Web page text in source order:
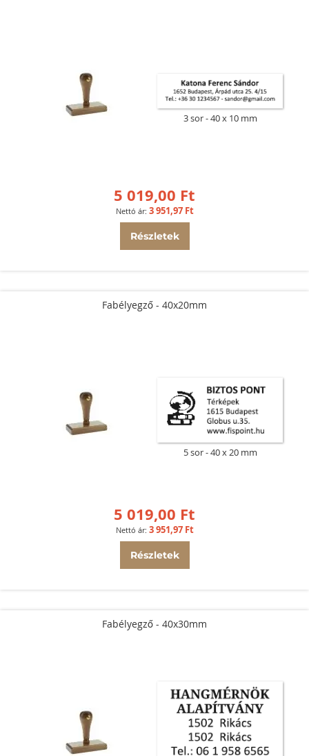
3 sor 40 x 10 mm
5 019,00 Ft
3 951,97 Ft
Részletek
Fabélyegző - 40x20mm
5 sor 40 x 20 mm
5 019,00 Ft
3 951,97 Ft
Részletek
Fabélyegző - 40x30mm